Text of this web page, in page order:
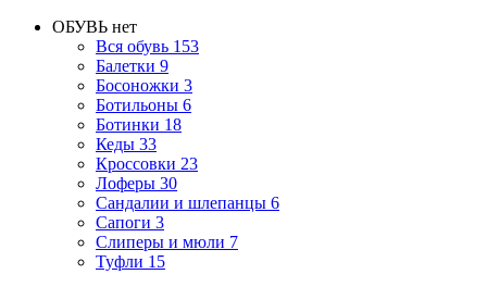
ОБУВЬ нет
Вся обувь 153
Балетки 9
Босоножки 3
Ботильоны 6
Ботинки 18
Кеды 33
Кроссовки 23
Лоферы 30
Сандалии и шлепанцы 6
Сапоги 3
Слиперы и мюли 7
Туфли 15